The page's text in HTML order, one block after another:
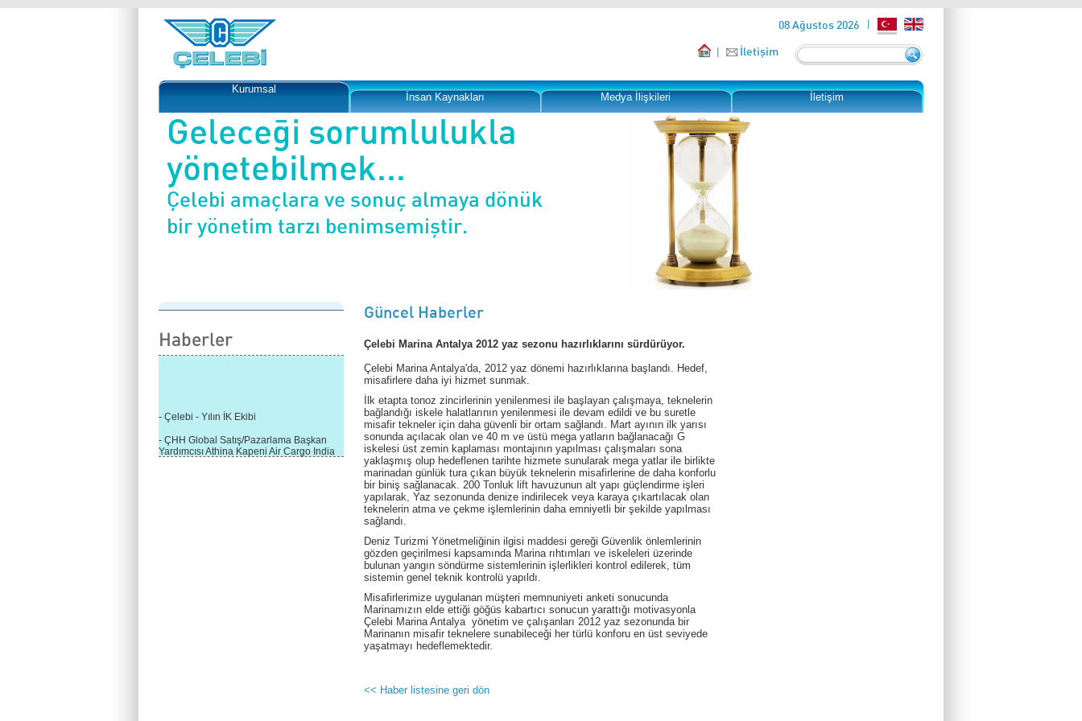
08 Ağustos 2026
İletişim
Kurumsal
İnsan Kaynakları Medya İlişkileri İletişim
Geleceği sorumlulukla
yönetebilmek...
Çelebi amaçlara ve sonuç almaya dönük
bir yönetim tarzı benimsemiştir.
Haberler
- Çelebi - Yılın İK Ekibi
- ÇHH Global Satış/Pazarlama Başkan
Yardımcısı Athina Kapeni Air Cargo India
etkinliğinde panele katıldı
Güncel Haberler
Çelebi Marina Antalya 2012 yaz sezonu hazırlıklarını sürdürüyor.
Çelebi Marina Antalya'da, 2012 yaz dönemi hazırlıklarına başlandı. Hedef,
misafirlere daha iyi hizmet sunmak.
İlk etapta tonoz zincirlerinin yenilenmesi ile başlayan çalışmaya, teknelerin
bağlandığı iskele halatlarının yenilenmesi ile devam edildi ve bu suretle
misafir tekneler için daha güvenli bir ortam sağlandı. Mart ayının ilk yarısı
sonunda açılacak olan ve 40 m ve üstü mega yatların bağlanacağı G
iskelesi üst zemin kaplaması montajının yapılması çalışmaları sona
yaklaşmış olup hedeflenen tarihte hizmete sunularak mega yatlar ile birlikte
marinadan günlük tura çıkan büyük teknelerin misafirlerine de daha konforlu
bir biniş sağlanacak. 200 Tonluk lift havuzunun alt yapı güçlendirme işleri
yapılarak, Yaz sezonunda denize indirilecek veya karaya çıkartılacak olan
teknelerin atma ve çekme işlemlerinin daha emniyetli bir şekilde yapılması
sağlandı.
Deniz Turizmi Yönetmeliğinin ilgisi maddesi gereği Güvenlik önlemlerinin
gözden geçirilmesi kapsamında Marina rıhtımları ve iskeleleri üzerinde
bulunan yangın söndürme sistemlerinin işlerlikleri kontrol edilerek, tüm
sistemin genel teknik kontrolü yapıldı.
Misafirlerimize uygulanan müşteri memnuniyeti anketi sonucunda
Marinamızın elde ettiği göğüs kabartıcı sonucun yarattığı motivasyonla
Çelebi Marina Antalya yönetim ve çalışanları 2012 yaz sezonunda bir
Marinanın misafir teknelere sunabileceği her türlü konforu en üst seviyede
yaşatmayı hedeflemektedir.
<< Haber listesine geri dön